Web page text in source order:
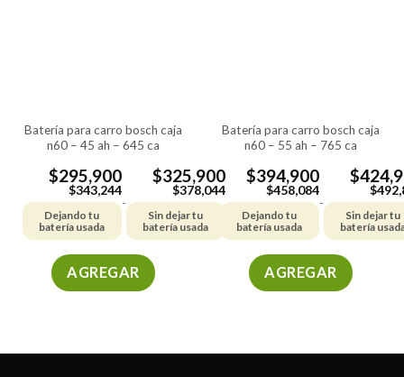
página
de
producto
página
de
producto
batería para carro bosch caja
n60 – 45 ah – 645 ca
$295,900
$343,244
Dejando tu
batería usada
-
$325,900
$378,044
Sin dejar tu
batería usada
AGREGAR
múltiples
batería para carro bosch caja
n60 – 55 ah – 765 ca
$394,900
$458,084
Dejando tu
batería usada
-
$
$
Sin dejar tu
batería
AGREGAR
múltiples